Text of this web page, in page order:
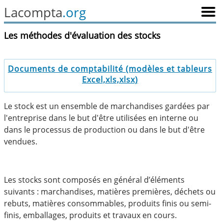
Lacompta.org
Les méthodes d'évaluation des stocks
Documents de comptabilité (modèles et tableurs
Excel,xls,xlsx)
Le stock est un ensemble de marchandises gardées par
l'entreprise dans le but d'être utilisées en interne ou
dans le processus de production ou dans le but d'être
vendues.
Les stocks sont composés en général d’éléments
suivants : marchandises, matières premières, déchets ou
rebuts, matières consommables, produits finis ou semi-
finis, emballages, produits et travaux en cours.